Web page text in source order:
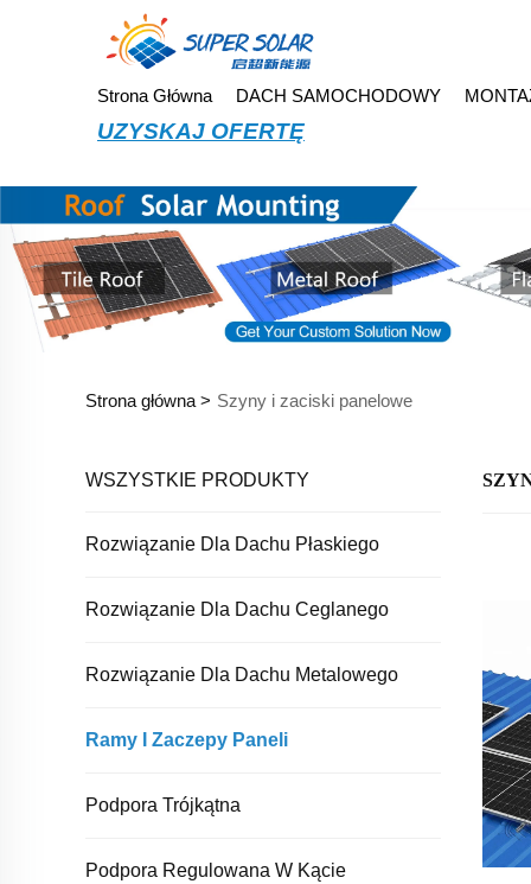
Strona Główna DACH SAMOCHODOWY
UZYSKAJ OFERTĘ
Strona główna > Szyny i zaciski panelowe
WSZYSTKIE PRODUKTY
Rozwiązanie Dla Dachu Płaskiego
Rozwiązanie Dla Dachu Ceglanego
Rozwiązanie Dla Dachu Metalowego
Ramy I Zaczepy Paneli
Podpora Trójkątna
Podpora Regulowana W Kącie